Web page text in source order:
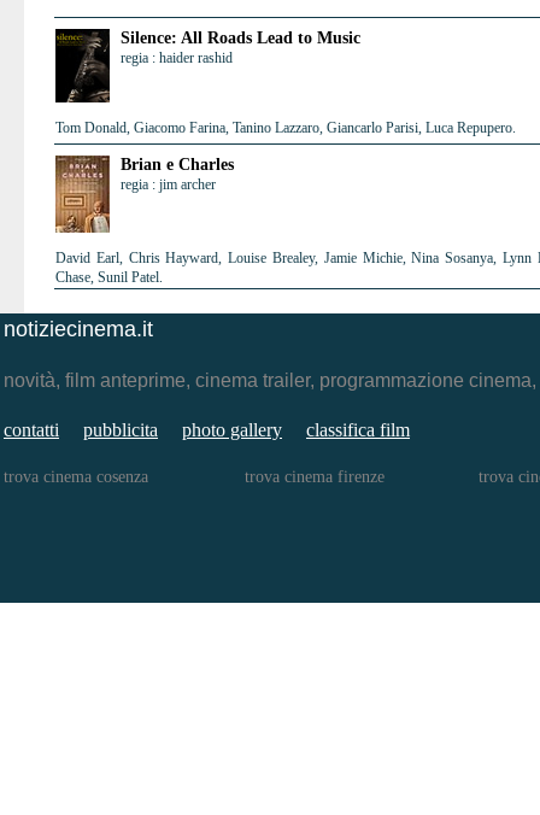
Silence: All Roads Lead to Music
regia : haider rashid
Tom Donald, Giacomo Farina, Tanino Lazzaro, Giancarlo Parisi, Luca Repupero.
Brian e Charles
regia : jim archer
David Earl, Chris Hayward, Louise Brealey, Jamie Michie, Nina Sosanya,
Chase, Sunil Patel.
notiziecinema.it
novità, film anteprime, cinema trailer, programmazione
contatti pubblicita photo gallery classifica film
trova cinema cosenza trova cinema firenze trova